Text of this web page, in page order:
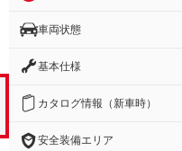
車両状態
基本仕様
カタログ情報（新車時）
安全装備エリア